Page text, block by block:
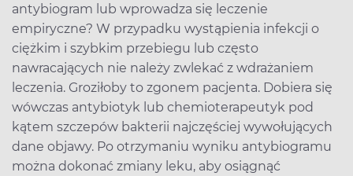
antybiogram lub wprowadza się leczenie
empiryczne? W przypadku wystąpienia infekcji o
ciężkim i szybkim przebiegu lub często
nawracających nie należy zwlekać z wdrażaniem
leczenia. Groziłoby to zgonem pacjenta. Dobiera się
wówczas antybiotyk lub chemioterapeutyk pod
kątem szczepów bakterii najczęściej wywołujących
dane objawy. Po otrzymaniu wyniku antybiogramu
można dokonać zmiany leku, aby osiągnąć